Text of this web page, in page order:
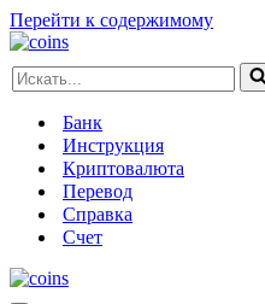
Перейти к содержимому
Искать...
Банк
Инструкция
Криптовалюта
Перевод
Справка
Счет